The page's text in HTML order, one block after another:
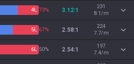
4L 73% 3.12:1
231
8.1/m
5L 67% 2.58:1
224
7.7/m
6L 50% 2.54:1
197
7.4/m